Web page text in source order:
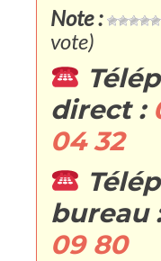
Note :
vote)
direct :
04 32
bureau
09 80